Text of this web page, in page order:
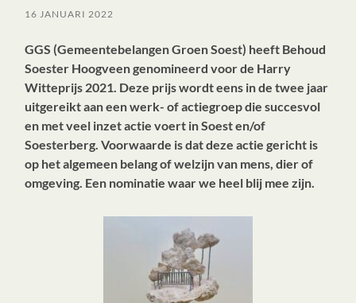
16 JANUARI 2022
GGS (Gemeentebelangen Groen Soest) heeft Behoud
Soester Hoogveen genomineerd voor de Harry
Witteprijs 2021. Deze prijs wordt eens in de twee jaar
uitgereikt aan een werk- of actiegroep die succesvol
en met veel inzet actie voert in Soest en/of
Soesterberg. Voorwaarde is dat deze actie gericht is
op het algemeen belang of welzijn van mens, dier of
omgeving. Een nominatie waar we heel blij mee zijn.